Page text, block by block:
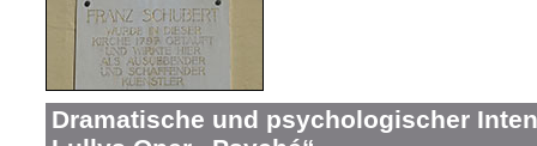
Dramatische und psychologischer